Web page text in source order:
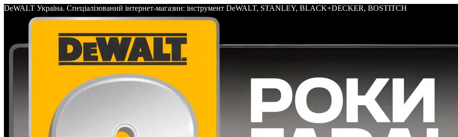
DeWALT Україна. Спеціалізований інтернет-магазин: інструмент DeWALT, STANLEY, BLACK+DECKER, BOSTITCH